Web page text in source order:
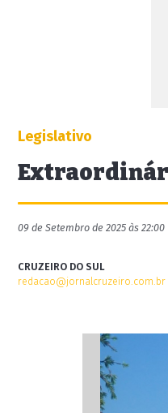
Legislativo
09 de Setembro de 2025 às 22:00
CRUZEIRO DO SUL
redacao@jornalcruzeiro.com.br